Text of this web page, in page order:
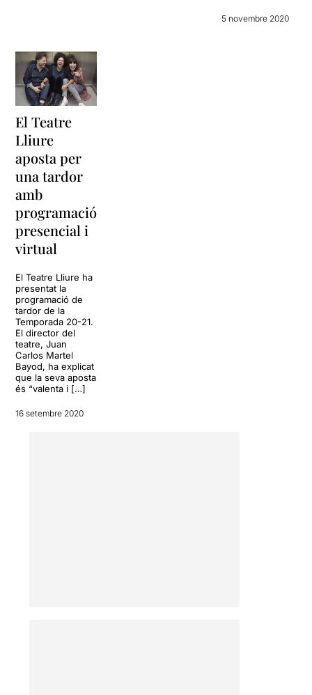
5 novembre 2020
El Teatre
Lliure
aposta per
una tardor
amb
programació
presencial i
virtual
El Teatre Lliure ha
presentat la
programació de
tardor de la
Temporada 20-21.
El director del
teatre, Juan
Carlos Martel
Bayod, ha explicat
que la seva aposta
és “valenta i […]
16 setembre 2020